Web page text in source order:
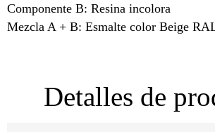
Componente B: Resina incolora
Mezcla A + B: Esmalte color Beige
Detalles de